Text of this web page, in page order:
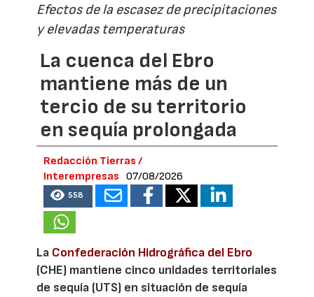
Efectos de la escasez de precipitaciones
y elevadas temperaturas
La cuenca del Ebro
mantiene más de un
tercio de su territorio
en sequía prolongada
Redacción Tierras /
Interempresas
07/08/2026
558
La Confederación Hidrográfica del Ebro
(CHE) mantiene cinco unidades territoriales
de sequía (UTS) en situación de sequía